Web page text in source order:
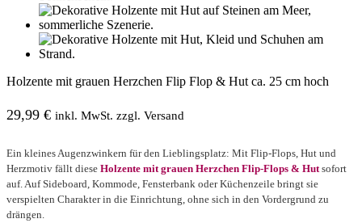
Holzente mit grauen Herzchen Flip Flop & Hut ca. 25 cm hoch
29,99 € inkl. MwSt. zzgl. Versand
Ein kleines Augenzwinkern für den Lieblingsplatz: Mit Flip-Flops, Hut und
Herzmotiv fällt diese Holzente mit grauen Herzchen Flip-Flops & Hutsofort
auf. Auf Sideboard, Kommode, Fensterbank oder Küchenzeile bringt sie
verspielten Charakter in die Einrichtung, ohne sich in den Vordergrund zu
drängen.